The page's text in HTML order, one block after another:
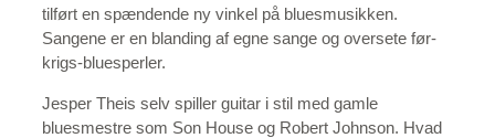
tilført en spændende ny vinkel på bluesmusikken.
Sangene er en blanding af egne sange og oversete før-
krigs-bluesperler.
Jesper Theis selv spiller guitar i stil med gamle
bluesmestre som Son House og Robert Johnson. Hvad